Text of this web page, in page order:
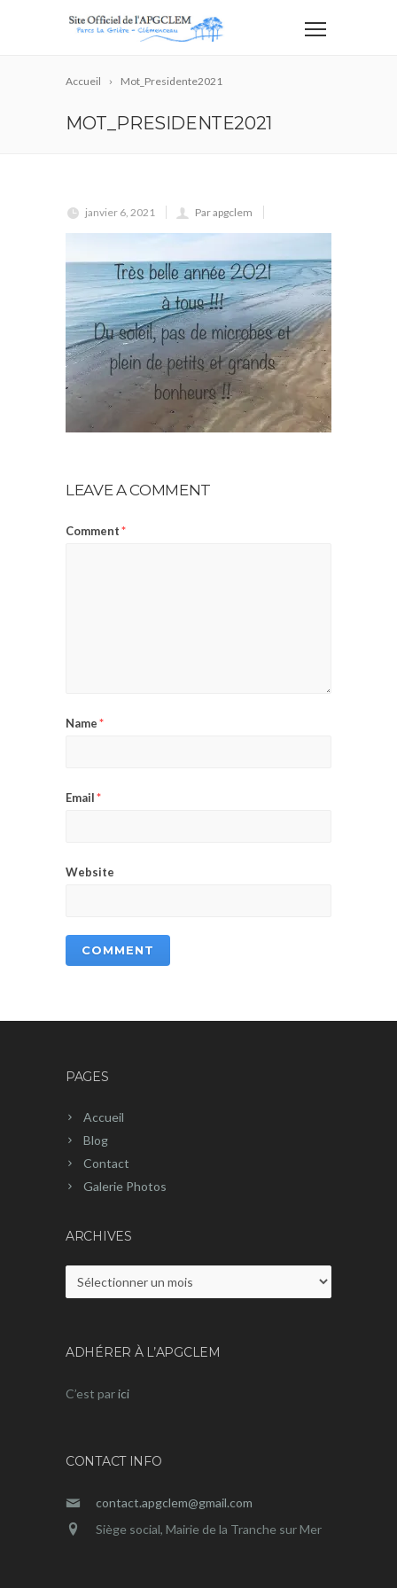
Accueil Mot_Presidente2021
MOT_PRESIDENTE2021
janvier 6, 2021 Par apgclem
LEAVE A COMMENT
Comment*
Name*
Email*
Website
PAGES
Accueil
Blog
Contact
Galerie Photos
ARCHIVES
Archives
ADHÉRER À L’APGCLEM
C’est parici
CONTACT INFO
contact.apgclem@gmail.com
Siège social, Mairie de la Tranche sur Mer